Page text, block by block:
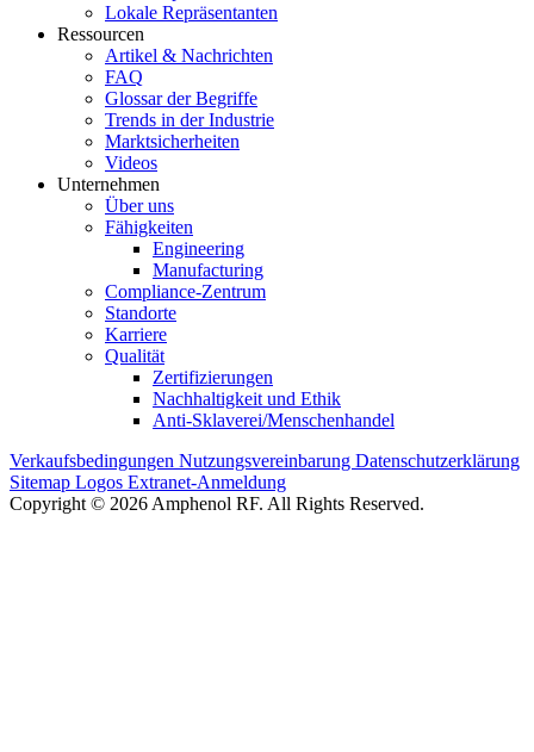
Lokale Repräsentanten
Ressourcen
Artikel & Nachrichten
FAQ
Glossar der Begriffe
Trends in der Industrie
Marktsicherheiten
Videos
Unternehmen
Über uns
Fähigkeiten
Engineering
Manufacturing
Compliance-Zentrum
Standorte
Karriere
Qualität
Zertifizierungen
Nachhaltigkeit und Ethik
Anti-Sklaverei/Menschenhandel
Verkaufsbedingungen Nutzungsvereinbarung Datenschutzerklärung
Sitemap Logos Extranet-Anmeldung
Copyright © 2026 Amphenol RF. All Rights Reserved.